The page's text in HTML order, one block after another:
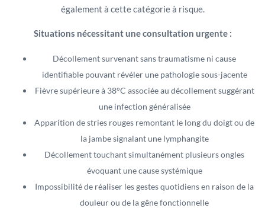
également à cette catégorie à risque.
Situations nécessitant une consultation urgente :
Décollement survenant sans traumatisme ni cause
identifiable pouvant révéler une pathologie sous-jacente
Fièvre supérieure à 38°C associée au décollement suggérant
une infection généralisée
Apparition de stries rouges remontant le long du doigt ou de
la jambe signalant une lymphangite
Décollement touchant simultanément plusieurs ongles
évoquant une cause systémique
Impossibilité de réaliser les gestes quotidiens en raison de la
douleur ou de la gêne fonctionnelle